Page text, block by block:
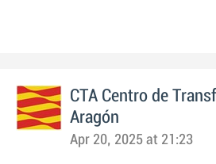
CTA Centro de
Aragón
Apr 20, 2025 at 21:23